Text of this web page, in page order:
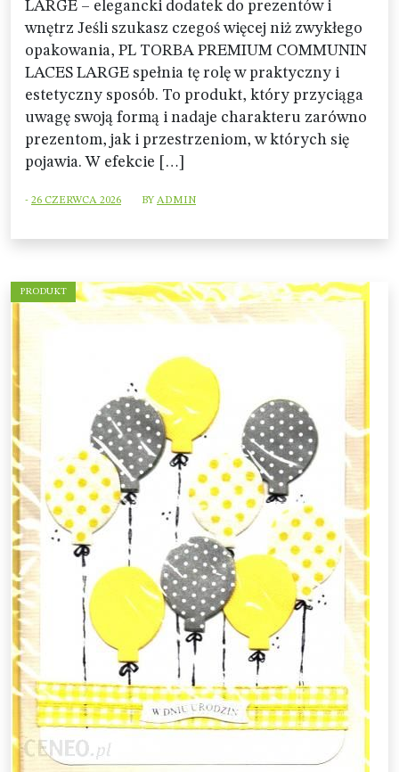
LARGE – elegancki dodatek do prezentów i
wnętrz Jeśli szukasz czegoś więcej niż zwykłego
opakowania, PL TORBA PREMIUM COMMUNIN
LACES LARGE spełnia tę rolę w praktyczny i
estetyczny sposób. To produkt, który przyciąga
uwagę swoją formą i nadaje charakteru zarówno
prezentom, jak i przestrzeniom, w których się
pojawia. W efekcie […]
- 26 CZERWCA 2026 BYADMIN
PRODUKT